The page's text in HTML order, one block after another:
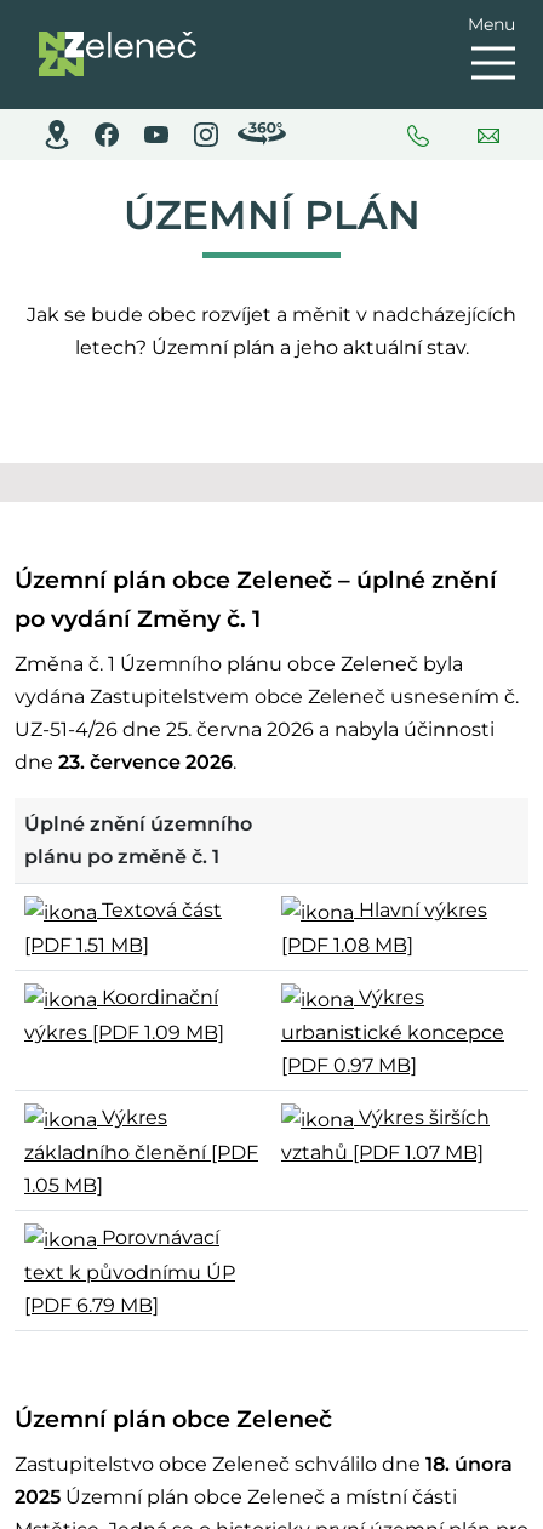
Menu
ÚZEMNÍ PLÁN
Jak se bude obec rozvíjet a měnit v nadcházejících
letech? Územní plán a jeho aktuální stav.
Územní plán obce Zeleneč – úplné znění
po vydání Změny č. 1
Změna č. 1 Územního plánu obce Zeleneč byla
vydána Zastupitelstvem obce Zeleneč usnesením č.
UZ-51-4/26 dne 25. června 2026 a nabyla účinnosti
dne 23. července 2026.
Úplné znění územního
plánu po změně č. 1
Textová část
[PDF 1.51 MB]
Hlavní výkres
[PDF 1.08 MB]
Koordinační
výkres [PDF 1.09 MB]
Výkres
urbanistické koncepce
[PDF 0.97 MB]
Výkres
základního členění [PDF
1.05 MB]
Výkres širších
vztahů [PDF 1.07 MB]
Porovnávací
text k původnímu ÚP
[PDF 6.79 MB]
Územní plán obce Zeleneč
Zastupitelstvo obce Zeleneč schválilo dne 18. února
2025 Územní plán obce Zeleneč a místní části